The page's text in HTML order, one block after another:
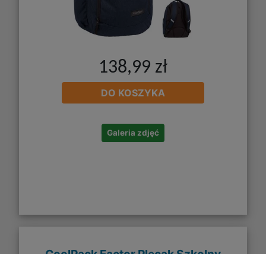
138,99 zł
DO KOSZYKA
Galeria zdjęć